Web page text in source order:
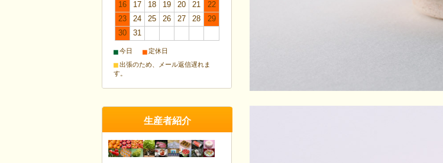
16
17 18 19 20 21
22
23
24 25 26 27 28
29
30
31
■今日 ■定休日
■出張のため、メール返信遅れま
す。
生産者紹介